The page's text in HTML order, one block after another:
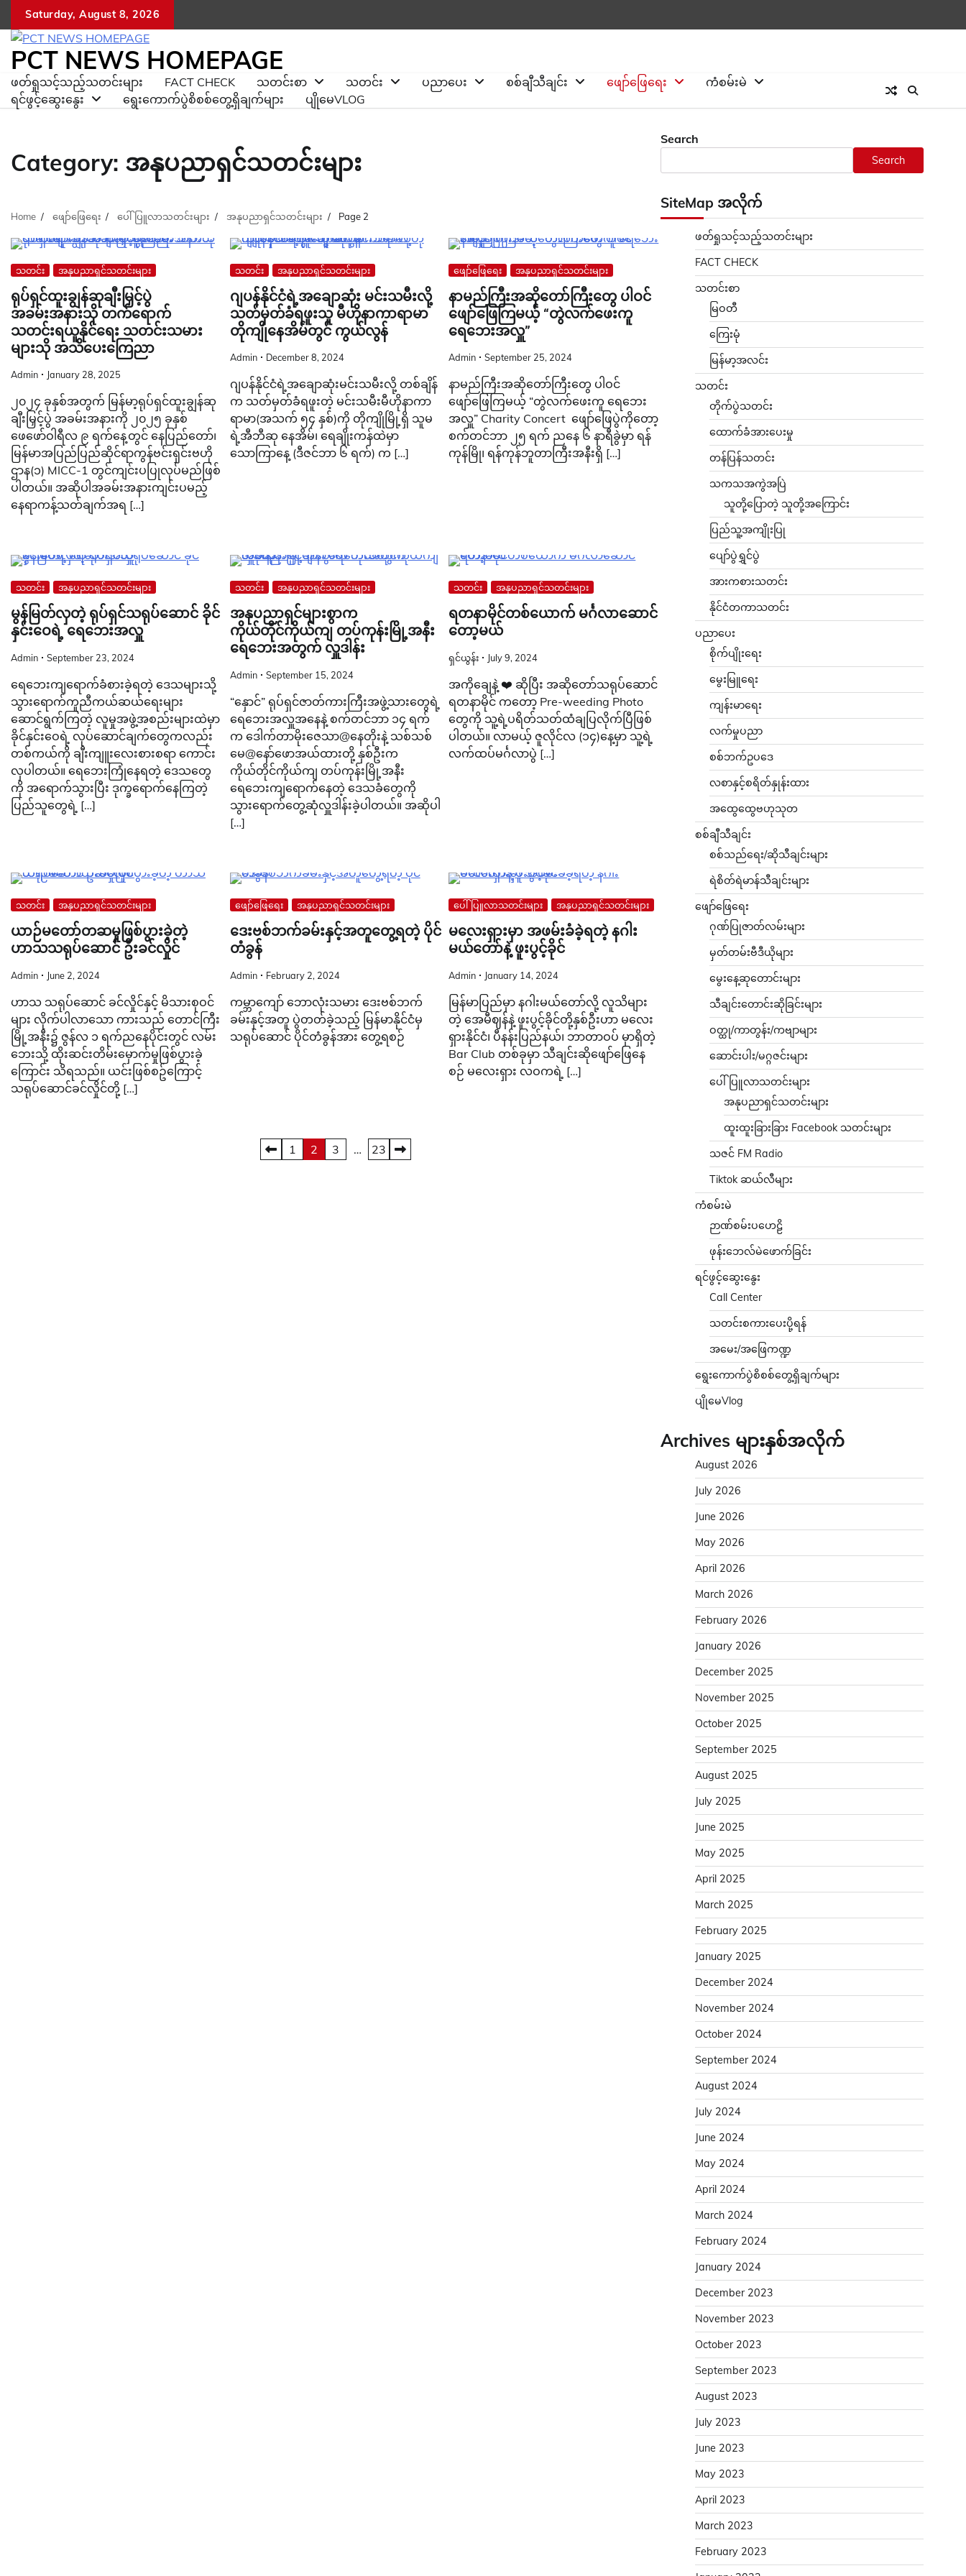
content
Saturday, August 8, 2026
PCT NEWS HOMEPAGE
ဖတ်ရှုသင့်သည့်သတင်းများ FACT CHECK သတင်းစာ သတင်း ပညာပေး စစ်ချီသီချင်း ဖျော်ဖြေရေး
ကံစမ်းမဲ
ရင်ဖွင့်ဆွေးနွေး
ရွေးကောက်ပွဲစိစစ်တွေ့ရှိချက်များ ပျိုမေVLOG
Category: အနုပညာရှင်သတင်းများ
Home ဖျော်ဖြေရေး ပေါ်ပြူလာသတင်းများ အနုပညာရှင်သတင်းများ Page 2
သတင်း အနုပညာရှင်သတင်းများ
ရုပ်ရှင်ထူးချွန်ဆုချီးမြှင့်ပွဲ
အခမ်းအနားသို တက်ရောက်
သတင်းရယူနိုင်ရေး သတင်းသမား
များသို အသိပေးကြေညာ
Admin January 28, 2025
၂၀၂၄ ခုနှစ်အတွက် မြန်မာ့ရုပ်ရှင်ထူးချွန်ဆု
ချီးမြှင့်ပွဲ အခမ်းအနားကို ၂၀၂၅ ခုနှစ်
ဖေဖော်ဝါရီလ ၉ ရက်နေ့တွင် နေပြည်တော်၊
မြန်မာအပြည်ပြည်ဆိုင်ရာကွန်ဗင်းရှင်းဗဟို
ဌာန(၁) MICC-1 တွင်ကျင်းပပြုလုပ်မည်ဖြစ်
ပါတယ်။ အဆိုပါအခမ်းအနားကျင်းပမည့်
နေရာကန့်သတ်ချက်အရ […]
သတင်း အနုပညာရှင်သတင်းများ
ဂျပန်နိုင်ငံရဲ့အချောဆုံး မင်းသမီးလို့
သတ်မှတ်ခံရဖူးသူ မီဟိုနာကာရာမာ
တိုကျိုနေအိမ်တွင် ကွယ်လွန်
Admin December 8, 2024
ဂျပန်နိုင်ငံရဲ့အချောဆုံးမင်းသမီးလို့ တစ်ချိန်
က သတ်မှတ်ခံရဖူးတဲ့ မင်းသမီးမီဟိုနာကာ
ရာမာ(အသက် ၅၄ နှစ်)ကို တိုကျိုမြို့ရှိ သူမ
ရဲ့အီဘီဆု နေအိမ်၊ ရေချိုးကန်ထဲမှာ
သောကြာနေ့ (ဒီဇင်ဘာ ၆ ရက်) က […]
ဖျော်ဖြေရေး အနုပညာရှင်သတင်းများ
နာမည်ကြီးအဆိုတော်ကြီးတွေ ပါဝင်
ဖျော်ဖြေကြမယ့် “တွဲလက်ဖေးကူ
ရေဘေးအလှူ”
Admin September 25, 2024
နာမည်ကြီးအဆိုတော်ကြီးတွေ ပါဝင်
ဖျော်ဖြေကြမယ့် “တွဲလက်ဖေးကူ ရေဘေး
အလှူ” Charity Concert ဖျော်ဖြေပွဲကိုတော့
စက်တင်ဘာ ၂၅ ရက် ညနေ ၆ နာရီခွဲမှာ ရန်
ကုန်မြို၊ ရန်ကုန်ဘူတာကြီးအနီးရှိ […]
သတင်း အနုပညာရှင်သတင်းများ
မွန်မြတ်လှတဲ့ ရုပ်ရှင်သရုပ်ဆောင် ခိုင်
နှင်းဝေရဲ့ ရေဘေးအလှူ
Admin September 23, 2024
ရေဘေးကျရောက်ခံစားခဲ့ရတဲ့ ဒေသများသို့
သွားရောက်ကူညီကယ်ဆယ်ရေးများ
ဆောင်ရွက်ကြတဲ့ လူမှုအဖွဲ့အစည်းများထဲမှာ
ခိုင်နှင်းဝေရဲ့ လုပ်ဆောင်ချက်တွေကလည်း
တစ်ကယ်ကို ချီးကျူးလေးစားစရာ ကောင်း
လှပါတယ်။ ရေဘေးကြုံနေရတဲ့ ဒေသတွေ
ကို အရောက်သွားပြီး ဒုက္ခရောက်နေကြတဲ့
ပြည်သူတွေရဲ့ […]
သတင်း အနုပညာရှင်သတင်းများ
အနုပညာရှင်များစွာက
ကိုယ်တိုင်ကိုယ်ကျ တပ်ကုန်းမြို့အနီး
ရေဘေးအတွက် လှူဒါန်း
Admin September 15, 2024
“နှောင်” ရုပ်ရှင်ဇာတ်ကားကြီးအဖွဲ့သားတွေရဲ့
ရေဘေးအလှူအနေနဲ့ စက်တင်ဘာ ၁၄ ရက်
က ဒေါက်တာမိုးဇေသာ@နေတိုးနဲ့ သစ်သစ်
မေ@နော်ဖောအယ်ထားတို့ နှစ်ဦးက
ကိုယ်တိုင်ကိုယ်ကျ တပ်ကုန်းမြို့အနီး
ရေဘေးကျရောက်နေတဲ့ ဒေသခံတွေကို
သွားရောက်တွေ့ဆုံလှူဒါန်းခဲ့ပါတယ်။ အဆိုပါ
[…]
သတင်း အနုပညာရှင်သတင်းများ
ရတနာမိုင်တစ်ယောက် မင်္ဂလာ‌ဆောင်
တော့မယ်
ရှင်ယွန်း July 9, 2024
အကိုချေနဲ့ ❤️ ဆိုပြီး အဆိုတော်သရုပ်ဆောင်
ရတနာမိုင် ကတော့ Pre-weeding Photo
တွေကို သူ့ရဲ့ပရိတ်သတ်ထံချပြလိုက်ပြီဖြစ်
ပါတယ်။ လာမယ့် ဇူလိုင်လ (၁၄)နေ့မှာ သူ့ရဲ့
လက်ထပ်မင်္ဂလာပွဲ […]
သတင်း အနုပညာရှင်သတင်းများ
ယာဉ်မတော်တဆမှုဖြစ်ပွားခဲ့တဲ့
ဟာသသရုပ်ဆောင် ဦးခင်လှိုင်
Admin June 2, 2024
ဟာသ သရုပ်ဆောင် ခင်လှိုင်နှင့် မိသားစုဝင်
များ လိုက်ပါလာသော ကားသည် တောင်ကြီး
မြို့အနီး၌ ဇွန်လ ၁ ရက်ညနေပိုင်းတွင် လမ်း
ဘေးသို့ ထိုးဆင်းတိမ်းမှောက်မှု​ဖြစ်ပွားခဲ့
ကြောင်း သိရသည်။ ယင်းဖြစ်စဥ်ကြောင့်
သရုပ်ဆောင်ခင်လှိုင်တို့ […]
ဖျော်ဖြေရေး အနုပညာရှင်သတင်းများ
ဒေးဗစ်ဘက်ခမ်းနှင့်အတူတွေ့ရတဲ့ ပိုင်
တံခွန်
Admin February 2, 2024
ကမ္ဘာကျော် ဘောလုံးသမား ဒေးဗစ်ဘက်
ခမ်းနှင့်အတူ ပွဲတတ်ခဲ့သည့် မြန်မာနိုင်ငံမှ
သရုပ်ဆောင် ပိုင်တံခွန်အား တွေ့ရစဉ်
ပေါ်ပြူလာသတင်းများ အနုပညာရှင်သတင်းများ
မလေးရှားမှာ အဖမ်းခံခဲ့ရတဲ့ နဂါး
မယ်တော်နဲ့ ဖူးပွင့်ခိုင်
Admin January 14, 2024
မြန်မာပြည်မှာ နဂါးမယ်တော်လို့ လူသိများ
တဲ့ အေမီဈန်နဲ့ ဖူးပွင့်ခိုင်တို့နှစ်ဦးဟာ မလေး
ရှားနိုင်ငံ၊ ပီနန်းပြည်နယ်၊ ဘာတာဝပ် မှာရှိတဲ့
Bar Club တစ်ခုမှာ သီချင်းဆိုဖျော်ဖြေနေ
စဉ် မလေးရှား လဝကရဲ့ […]
1 2 3 … 23
Search
Search
SiteMap အလိုက်
ဖတ်ရှုသင့်သည့်သတင်းများ
FACT CHECK
သတင်းစာ
မြဝတီ
ကြေးမုံ
မြန်မာ့အလင်း
သတင်း
တိုက်ပွဲသတင်း
ထောက်ခံအားပေးမှု
တန်ပြန်သတင်း
သကသအကွဲအပြဲ
သူတို့ပြောတဲ့ သူတို့အကြောင်း
ပြည်သူ့အကျိုးပြု
ပျော်ပွဲရွှင်ပွဲ
အားကစားသတင်း
နိုင်ငံတကာသတင်း
ပညာပေး
စိုက်ပျိုးရေး
မွေးမြူရေး
ကျန်းမာရေး
လက်မှုပညာ
စစ်ဘက်ဥပဒေ
လစာနှင့်စရိတ်နှုန်းထား
အထွေထွေဗဟုသုတ
စစ်ချီသီချင်း
စစ်သည်ရေး/ဆိုသီချင်းများ
ရဲစိတ်ရဲမာန်သီချင်းများ
ဖျော်ဖြေရေး
ဂုဏ်ပြုဇာတ်လမ်းများ
မှတ်တမ်းဗီဒီယိုများ
မွေးနေ့ဆုတောင်းများ
သီချင်းတောင်းဆိုခြင်းများ
ဝတ္ထု/ကာတွန်း/ကဗျာများ
ဆောင်းပါး/မဂ္ဂဇင်းများ
ပေါ်ပြူလာသတင်းများ
အနုပညာရှင်သတင်းများ
ထူးထူးခြားခြား Facebook သတင်းများ
သဇင် FM Radio
Tiktok ဆယ်လီများ
ကံစမ်းမဲ
ဉာဏ်စမ်းပဟေဠိ
ဖုန်းဘေလ်မဲဖောက်ခြင်း
ရင်ဖွင့်ဆွေးနွေး
Call Center
သတင်းစကားပေးပို့ရန်
အမေး/အဖြေကဏ္ဍ
ရွေးကောက်ပွဲစိစစ်တွေ့ရှိချက်များ
ပျိုမေVlog
Archives များနှစ်အလိုက်
August 2026
July 2026
June 2026
May 2026
April 2026
March 2026
February 2026
January 2026
December 2025
November 2025
October 2025
September 2025
August 2025
July 2025
June 2025
May 2025
April 2025
March 2025
February 2025
January 2025
December 2024
November 2024
October 2024
September 2024
August 2024
July 2024
June 2024
May 2024
April 2024
March 2024
February 2024
January 2024
December 2023
November 2023
October 2023
September 2023
August 2023
July 2023
June 2023
May 2023
April 2023
March 2023
February 2023